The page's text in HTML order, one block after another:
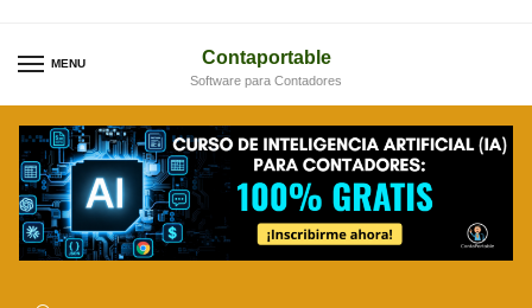
to
to
MENU Contaportable
Software para Contadores